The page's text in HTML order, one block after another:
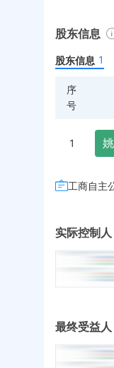
股东信息
股东信息 1
序
号
1 姚
工商自主
实际控制人
最终受益人